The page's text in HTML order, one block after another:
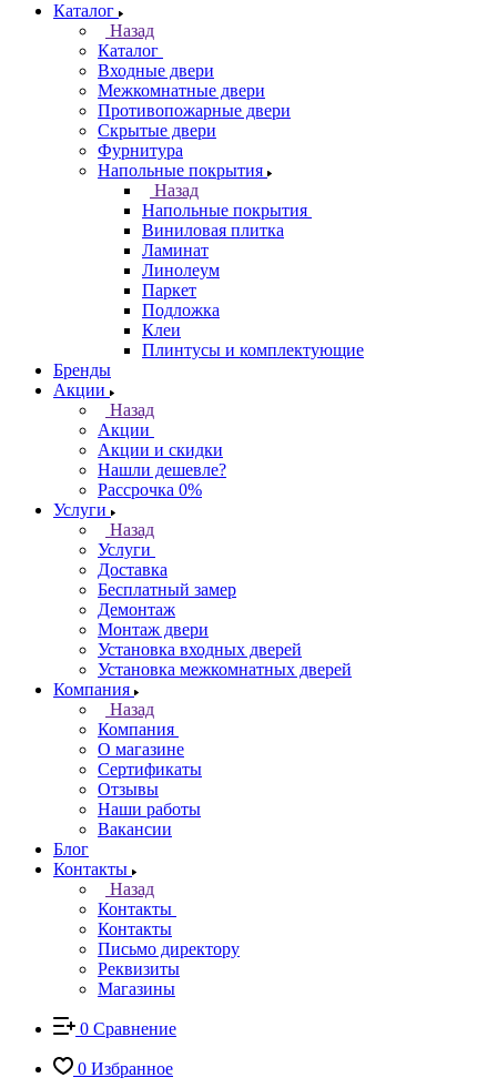
Каталог
Назад
Каталог
Входные двери
Межкомнатные двери
Противопожарные двери
Скрытые двери
Фурнитура
Напольные покрытия
Назад
Напольные покрытия
Виниловая плитка
Ламинат
Линолеум
Паркет
Подложка
Клеи
Плинтусы и комплектующие
Бренды
Акции
Назад
Акции
Акции и скидки
Нашли дешевле?
Рассрочка 0%
Услуги
Назад
Услуги
Доставка
Бесплатный замер
Демонтаж
Монтаж двери
Установка входных дверей
Установка межкомнатных дверей
Компания
Назад
Компания
О магазине
Сертификаты
Отзывы
Наши работы
Вакансии
Блог
Контакты
Назад
Контакты
Контакты
Письмо директору
Реквизиты
Магазины
0 Сравнение
0 Избранное